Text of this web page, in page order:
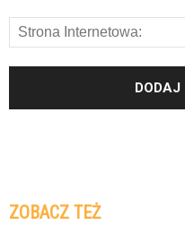
ZOBACZ TEŻ